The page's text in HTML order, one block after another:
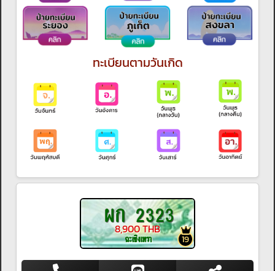
ทะเบียนตามวันเกิด
ผก 2323
19
8,900 THB
ฉะเชิงเทรา